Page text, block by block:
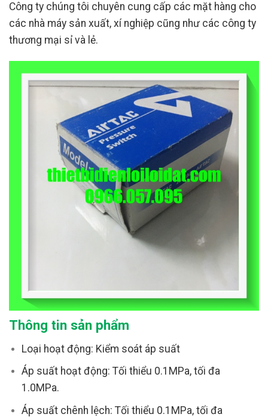
Công ty chúng tôi chuyên cung cấp các mặt hàng cho
các nhà máy sản xuất, xí nghiệp cũng như các công ty
thương mại sỉ và lẻ.
Thông tin sản phẩm
Loại hoạt động: Kiểm soát áp suất
Áp suất hoạt động: Tối thiểu 0.1MPa, tối đa
1.0MPa.
Áp suất chênh lệch: Tối thiểu 0.1MPa, tối đa